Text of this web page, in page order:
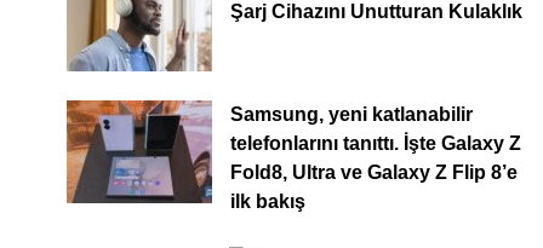
Şarj Cihazını Unutturan Kulaklık
Samsung, yeni katlanabilir
telefonlarını tanıttı. İşte Galaxy Z
Fold8, Ultra ve Galaxy Z Flip 8’e
ilk bakış